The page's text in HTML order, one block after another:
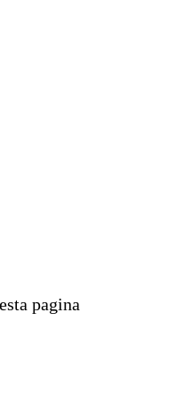
pagina